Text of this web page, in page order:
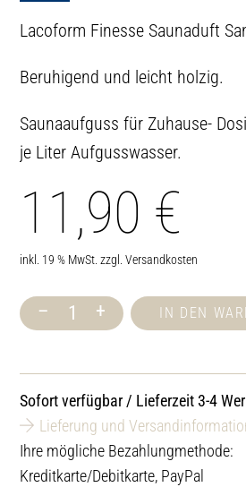
Lacoform Finesse Saunaduft
Beruhigend und leicht holzig.
Saunaaufguss für Zuhause-
je Liter Aufgusswasser.
11,90 €
inkl. 19 % MwSt. zzgl.Versandkosten
Lacoform
Finesse
ml
Menge
– + IN DEN
Sofort verfügbar / Lieferzeit 3-4
Lieferung und
Ihre mögliche Bezahlungmethode:
Kreditkarte/Debitkarte, PayPal